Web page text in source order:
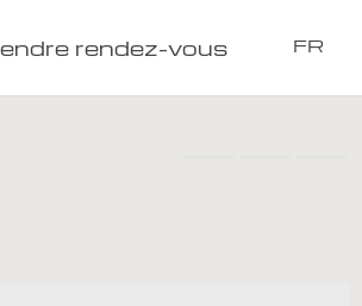
rendez-vous FR